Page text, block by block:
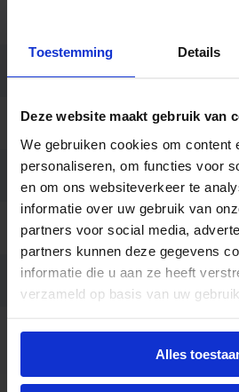
Toestemming Details
Deze website maakt gebruik van
We gebruiken cookies om content
personaliseren, om functies voor
en om ons websiteverkeer te
informatie over uw gebruik van
partners voor social media,
partners kunnen deze gegevens
informatie die u aan ze heeft
verzameld op basis van uw
Alles
Aansluiting
Merk Illuxtron
Garantie 7 jaar
Code LU029914
Opties op